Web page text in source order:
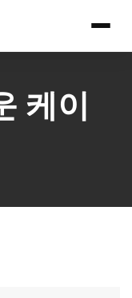
케이